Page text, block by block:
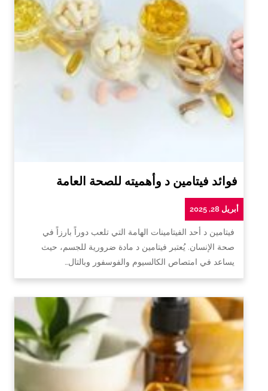
فوائد فيتامين د وأهميته للصحة العامة
أبريل 28, 2025
فيتامين د أحد الفيتامينات الهامة التي تلعب دوراً بارزاً في
صحة الإنسان. يُعتبر فيتامين د مادة ضرورية للجسم، حيث
يساعد في امتصاص الكالسيوم والفوسفور وبالتال…